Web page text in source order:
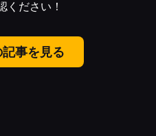
ください！
事を見る